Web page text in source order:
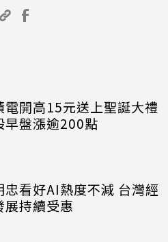
電開高15元送上聖誕大禮
早盤漲逾200點
忠看好AI熱度不減 台灣經
展持續受惠